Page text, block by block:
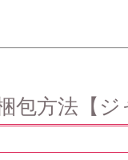
包方法【ジ